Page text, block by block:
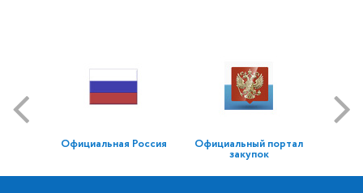
Официальная Россия Официальный портал
закупок